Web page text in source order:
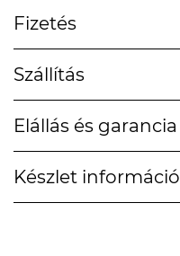
Fizetés
Szállítás
Elállás és garancia
Készlet információ